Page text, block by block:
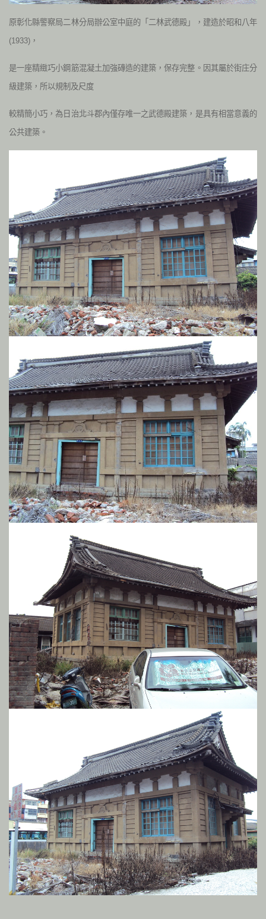
原彰化縣警察局二林分局辦公室中庭的「二林武德殿」，建造於昭和八年
(1933)，
是一座精緻巧小鋼筋混凝土加強磚造的建築，保存完整。因其屬於街庄分
級建築，所以規制及尺度
較精簡小巧，為日治北斗郡內僅存唯一之武德殿建築，是具有相當意義的
公共建築。